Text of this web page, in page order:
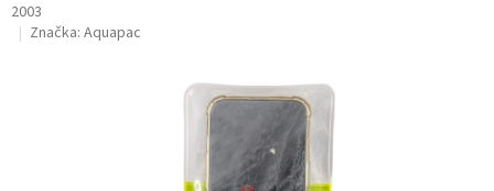
2003
Značka: Aquapac